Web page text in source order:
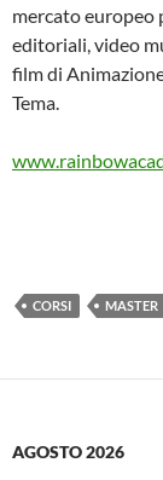
mercato europeo
editoriali, video
film di
Tema.
CORSI MASTER
AGOSTO 2026